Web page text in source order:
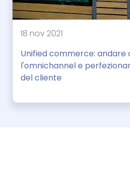
18 nov 2021
Unified commerce: andare
l'omnichannel e
del cliente